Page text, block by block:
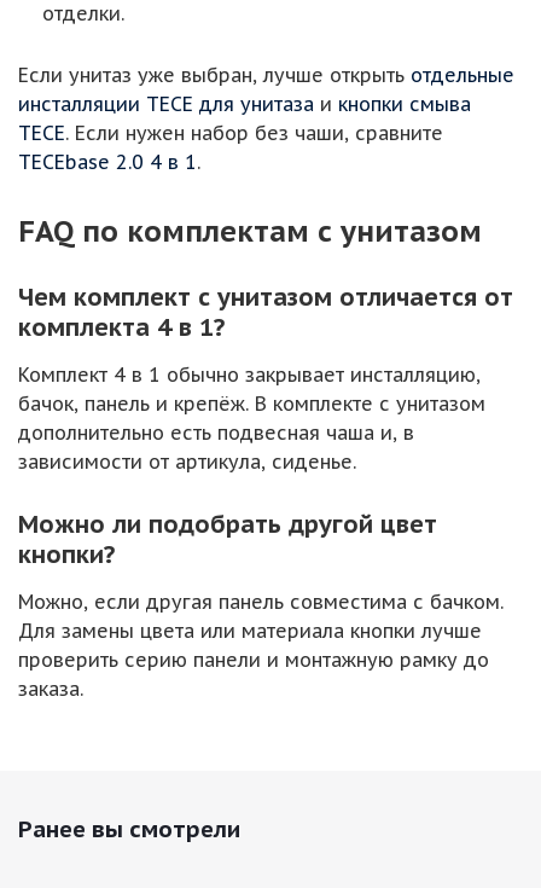
отделки.
Если унитаз уже выбран, лучше открыть отдельные
инсталляции TECE для унитаза и кнопки смыва
TECE. Если нужен набор без чаши, сравните
TECEbase 2.0 4 в 1.
FAQ по комплектам с унитазом
Чем комплект с унитазом отличается от
комплекта 4 в 1?
Комплект 4 в 1 обычно закрывает инсталляцию,
бачок, панель и крепёж. В комплекте с унитазом
дополнительно есть подвесная чаша и, в
зависимости от артикула, сиденье.
Можно ли подобрать другой цвет
кнопки?
Можно, если другая панель совместима с бачком.
Для замены цвета или материала кнопки лучше
проверить серию панели и монтажную рамку до
заказа.
Ранее вы смотрели